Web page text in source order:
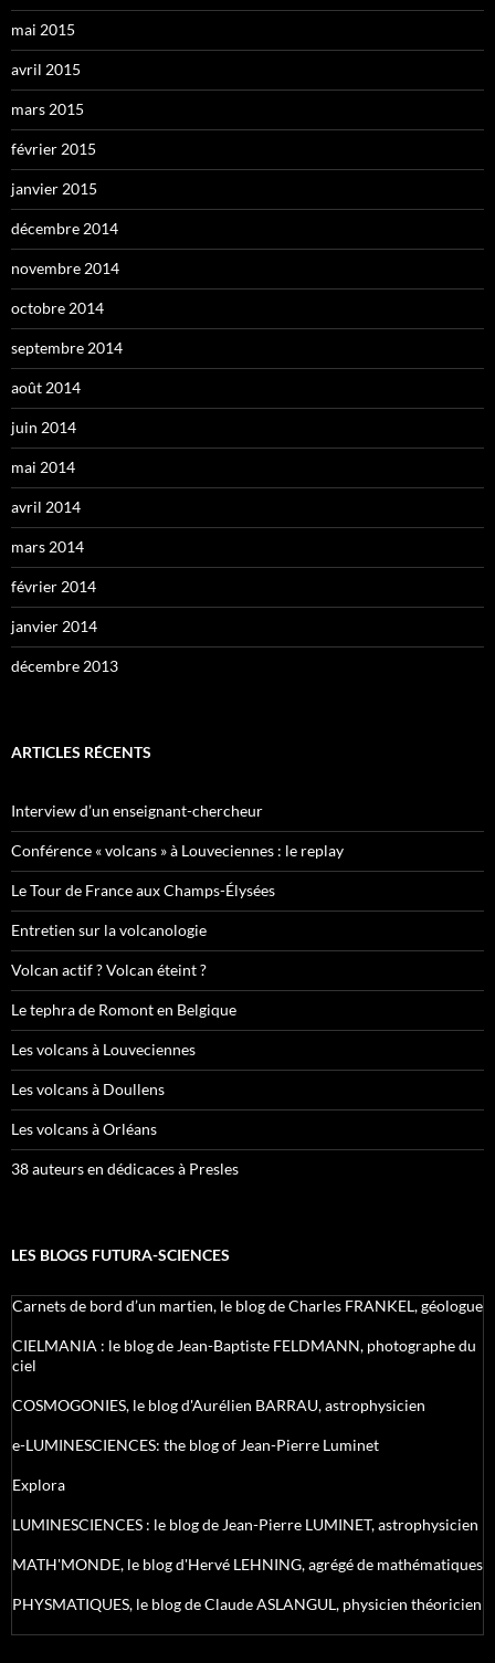
mai 2015
avril 2015
mars 2015
février 2015
janvier 2015
décembre 2014
novembre 2014
octobre 2014
septembre 2014
août 2014
juin 2014
mai 2014
avril 2014
mars 2014
février 2014
janvier 2014
décembre 2013
ARTICLES RÉCENTS
Interview d’un enseignant-chercheur
Conférence « volcans » à Louveciennes : le replay
Le Tour de France aux Champs-Élysées
Entretien sur la volcanologie
Volcan actif ? Volcan éteint ?
Le tephra de Romont en Belgique
Les volcans à Louveciennes
Les volcans à Doullens
Les volcans à Orléans
38 auteurs en dédicaces à Presles
LES BLOGS FUTURA-SCIENCES
Carnets de bord d’un martien, le blog de Charles FRANKEL, géologue
CIELMANIA : le blog de Jean-Baptiste FELDMANN, photographe du
ciel
COSMOGONIES, le blog d'Aurélien BARRAU, astrophysicien
e-LUMINESCIENCES: the blog of Jean-Pierre Luminet
Explora
LUMINESCIENCES : le blog de Jean-Pierre LUMINET, astrophysicien
MATH'MONDE, le blog d'Hervé LEHNING, agrégé de mathématiques
PHYSMATIQUES, le blog de Claude ASLANGUL, physicien théoricien